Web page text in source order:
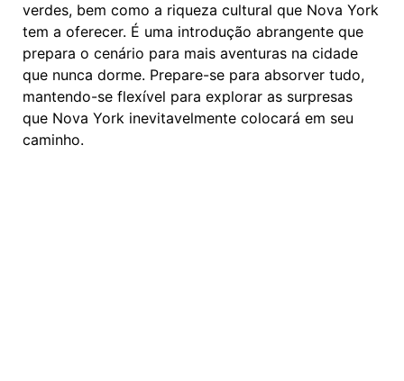
verdes, bem como a riqueza cultural que Nova York
tem a oferecer. É uma introdução abrangente que
prepara o cenário para mais aventuras na cidade
que nunca dorme. Prepare-se para absorver tudo,
mantendo-se flexível para explorar as surpresas
que Nova York inevitavelmente colocará em seu
caminho.